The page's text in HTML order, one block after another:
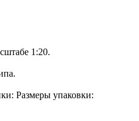
1:20.
Размеры упаковки: